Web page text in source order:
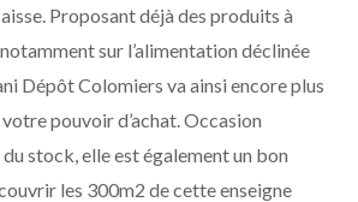
Proposant déjà des produits à
sur l’alimentation déclinée
Dépôt Colomiers va ainsi encore plus
pouvoir d’achat. Occasion
stock, elle est également un bon
les 300m2 de cette enseigne